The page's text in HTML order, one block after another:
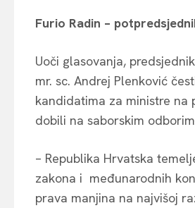
Furio Radin –
Uoči glasovanja,
mr. sc. Andrej Plenković
kandidatima za ministre na
dobili na saborskim
– Republika Hrvatska
zakona i međunarodnih
prava manjina na najvišoj